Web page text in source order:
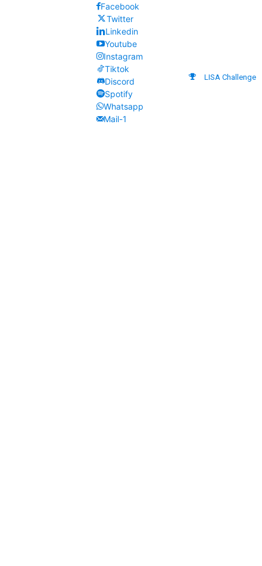
LISA Challenge
Facebook
Twitter
Linkedin
Youtube
Instagram
Tiktok
Discord
Spotify
Whatsapp
Mail-1